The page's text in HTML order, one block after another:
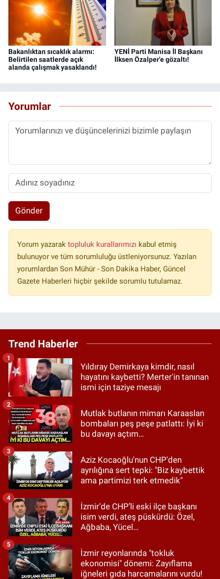
Bakanlıktan sıcaklık alarmı:
Belirtilen saatlerde açık
alanda çalışmak yasaklandı!
YENİ Parti Manisa İl Başkanı
İlksen Özalper'e gözaltı!
Yorumlar
Gönder
Yorum yazarak topluluk kurallarımızı kabul etmiş
bulunuyor ve tüm sorumluluğu üstleniyorsunuz. Yazılan
yorumlardan Son Mühür - Son Dakika Haber, Güncel
Gazete Haberleri hiçbir şekilde sorumlu tutulamaz.
Trend Haberler
Yıldıray Demirkaya kimdir, nasıl
hayatını kaybetti? Merter'in tanınan
ismi için taziye mesajı
1
Mutlak butlanın mimarı Karaaslan
bombaları peş peşe patlattı: İyi ki
bu davayı açtım…
2
Aziz Kocaoğlu'nun CHP'den
ayrılığına sert tepki: "Biz kaybettik
ama partimizi terk etmedik"
3
İzmir’de CHP’li eski ilçe başkanı
isim verdi, ateş püskürdü: Özel,
Ağbaba, Yücel…
4
İzmir reyonlarında "tokluk
ekonomisi" dönemi: Zayıflama
iğneleri gıda harcamalarını vurdu!
5